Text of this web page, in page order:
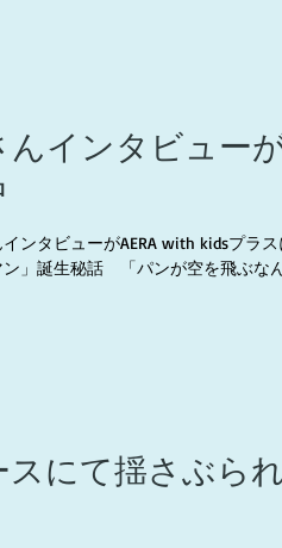
んインタビュー
ンタビューがAERA with kidsプラ
」誕生秘話 「パンが空を飛ぶな
にて揺さぶら